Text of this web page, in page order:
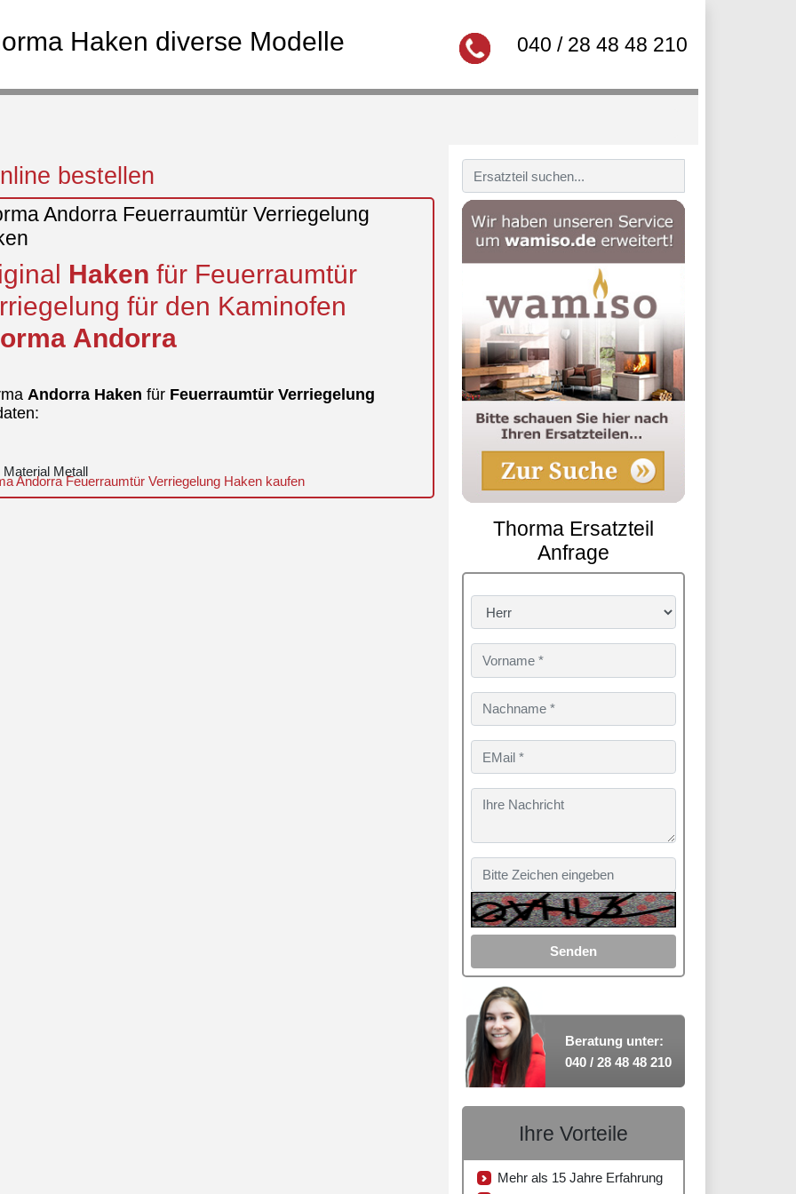
Haken diverse Modelle 040 / 28 48 48 210
bestellen
Andorra Feuerraumtür Verriegelung
Haken für Feuerraumtür
für den Kaminofen
Andorra
Andorra Haken für Feuerraumtür Verriegelung
Material Metall
Andorra Feuerraumtür Verriegelung Haken kaufen
Thorma Ersatzteil
Anfrage
Senden
Beratung unter:
040 / 28 48 48 210
Ihre Vorteile
Mehr als 15 Jahre Erfahrung